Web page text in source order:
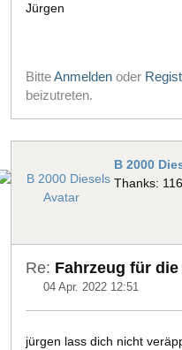
Jürgen
BitteAnmelden oder
beizutreten.
B 2000
Thanks:
Re: Fahrzeug für
04 Apr. 2022 12:51
jürgen lass dich nicht